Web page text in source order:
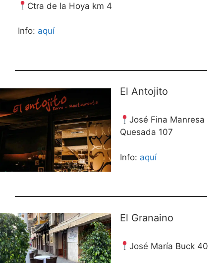
Ctra de la Hoya km 4
Info: aquí
El Antojito
José Fina Manresa
Quesada 107
Info: aquí
El Granaino
José María Buck 40